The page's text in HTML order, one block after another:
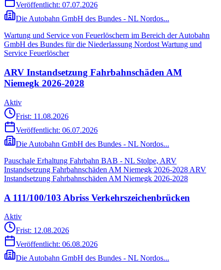
Veröffentlicht: 07.07.2026
Die Autobahn GmbH des Bundes - NL Nordos...
Wartung und Service von Feuerlöschern im Bereich der Autobahn
GmbH des Bundes für die Niederlassung Nordost Wartung und
Service Feuerlöscher
ARV Instandsetzung Fahrbahnschäden AM
Niemegk 2026-2028
Aktiv
Frist: 11.08.2026
Veröffentlicht: 06.07.2026
Die Autobahn GmbH des Bundes - NL Nordos...
Pauschale Erhaltung Fahrbahn BAB - NL Stolpe, ARV
Instandsetzung Fahrbahnschäden AM Niemegk 2026-2028 ARV
Instandsetzung Fahrbahnschäden AM Niemegk 2026-2028
A 111/100/103 Abriss Verkehrszeichenbrücken
Aktiv
Frist: 12.08.2026
Veröffentlicht: 06.08.2026
Die Autobahn GmbH des Bundes - NL Nordos...